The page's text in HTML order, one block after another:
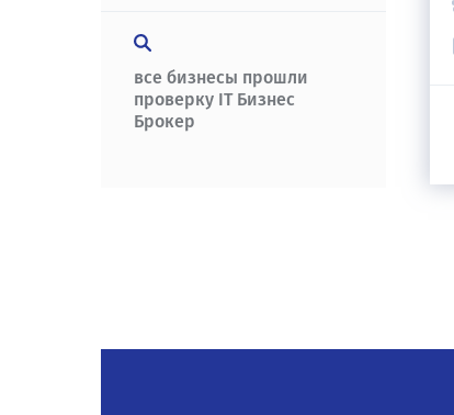
все бизнесы прошли
проверку IT Бизнес
Брокер
ПЕРЕЙТИ В КАТАЛОГ